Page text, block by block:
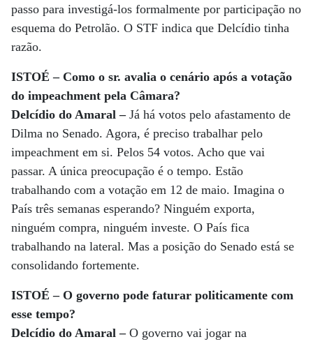
passo para investigá-los formalmente por participação no
esquema do Petrolão. O STF indica que Delcídio tinha
razão.
ISTOÉ – Como o sr. avalia o cenário após a votação
do impeachment pela Câmara?
Delcídio do Amaral – Já há votos pelo afastamento de
Dilma no Senado. Agora, é preciso trabalhar pelo
impeachment em si. Pelos 54 votos. Acho que vai
passar. A única preocupação é o tempo. Estão
trabalhando com a votação em 12 de maio. Imagina o
País três semanas esperando? Ninguém exporta,
ninguém compra, ninguém investe. O País fica
trabalhando na lateral. Mas a posição do Senado está se
consolidando fortemente.
ISTOÉ – O governo pode faturar politicamente com
esse tempo?
Delcídio do Amaral – O governo vai jogar na